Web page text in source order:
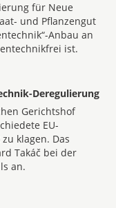
für Neue
und Pflanzengut
Anbau an
ist.
Deregulierung
Gerichtshof
EU-
klagen. Das
Takáč bei der
an.